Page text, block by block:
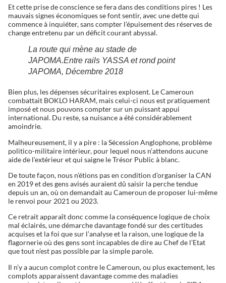
Et cette prise de conscience se fera dans des conditions pires ! Les
mauvais signes économiques se font sentir, avec une dette qui
commence à inquiéter, sans compter l’épuisement des réserves de
change entretenu par un déficit courant abyssal.
La route qui mène au stade de
JAPOMA.Entre rails YASSA et rond point
JAPOMA, Décembre 2018
Bien plus, les dépenses sécuritaires explosent. Le Cameroun
combattait BOKLO HARAM, mais celui-ci nous est pratiquement
imposé et nous pouvons compter sur un puissant appui
international. Du reste, sa nuisance a été considérablement
amoindrie.
Malheureusement, il y a pire : la Sécession Anglophone, problème
politico-militaire intérieur, pour lequel nous n’attendons aucune
aide de l’extérieur et qui saigne le Trésor Public à blanc.
De toute façon, nous n’étions pas en condition d’organiser la CAN
en 2019 et des gens avisés auraient dû saisir la perche tendue
depuis un an, où on demandait au Cameroun de proposer lui-même
le renvoi pour 2021 ou 2023.
Ce retrait apparaît donc comme la conséquence logique de choix
mal éclairés, une démarche davantage fondé sur des certitudes
acquises et la foi que sur l’analyse et la raison, une logique de la
flagornerie où des gens sont incapables de dire au Chef de l’Etat
que tout n’est pas possible par la simple parole.
Il n’y a aucun complot contre le Cameroun, ou plus exactement, les
complots apparaissent davantage comme des maladies